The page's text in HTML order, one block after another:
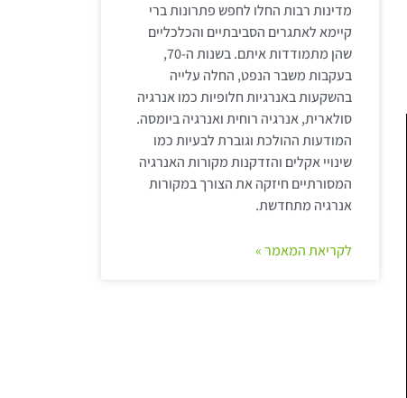
מדינות רבות החלו לחפש פתרונות ברי
קיימא לאתגרים הסביבתיים והכלכליים
שהן מתמודדות איתם. בשנות ה-70,
בעקבות משבר הנפט, החלה עלייה
בהשקעות באנרגיות חלופיות כמו אנרגיה
סולארית, אנרגיה רוחית ואנרגיה ביומסה.
המודעות ההולכת וגוברת לבעיות כמו
שינויי אקלים והזדקנות מקורות האנרגיה
המסורתיים חיזקה את הצורך במקורות
אנרגיה מתחדשת.
לקריאת המאמר »